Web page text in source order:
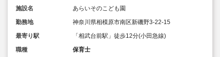
施設名
あらいそのこども園
勤務地
神奈川県相模原市南区新磯野3-22-15
最寄り駅
「相武台前駅」徒歩12分(小田急線)
職種
保育士